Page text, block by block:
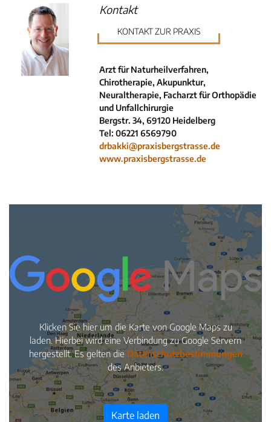
Kontakt
KONTAKT ZUR PRAXIS
Arzt für Naturheilverfahren,
Chirotherapie, Akupunktur,
Neuraltherapie, Facharzt für Orthopädie
und Unfallchirurgie
Bergstr. 34, 69120 Heidelberg
Tel: 06221 6569790
drbakki@praxisbergstrasse.de
www.praxisbergstrasse.de
Klicken Sie hier um die Karte von Google Maps zu
laden. Hierbei wird eine Verbindung zu Google Servern
hergestellt. Es gelten die Datenschutzbestimmungen
des Anbieters.
Karte laden
Neuigkeiten
Kleinanzeigen
Veranstaltungen
Inhaltsseiten